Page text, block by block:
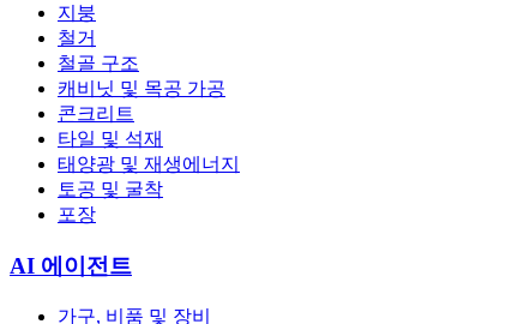
지붕
철거
철골 구조
캐비닛 및 목공 가공
콘크리트
타일 및 석재
태양광 및 재생에너지
토공 및 굴착
포장
AI 에이전트
가구, 비품 및 장비